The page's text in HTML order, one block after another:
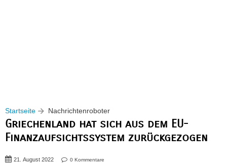
Startseite Nachrichtenroboter
Griechenland hat sich aus dem EU-
Finanzaufsichtssystem zurückgezogen
21. August 2022 0 Kommentare